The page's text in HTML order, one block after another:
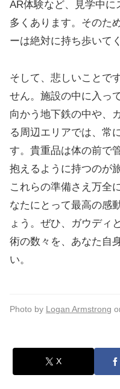
AR体験など、見学中
多くあります。そのた
ーは絶対に持ち歩いて
そして、悲しいことで
せん。施設の中に入っ
向かう地下鉄の中や、
る周辺エリアでは、常
す。貴重品は体の前で
抱えるように持つのが
これらの準備さえ万全
なたにとって最高の感
ょう。ぜひ、ガウディ
術の数々を、あなた自
い。
Photo by Logan Armstrong
X